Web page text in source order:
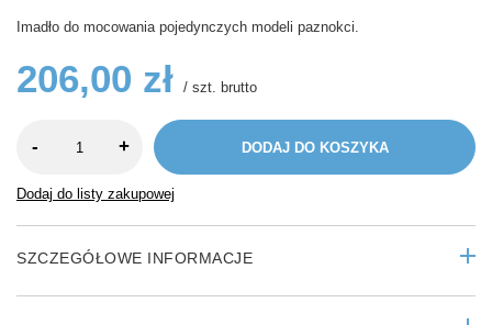
Imadło do mocowania pojedynczych modeli paznokci.
206,00 zł / szt. brutto
- + DODAJ DO KOSZYKA
Dodaj do listy zakupowej
SZCZEGÓŁOWE INFORMACJE